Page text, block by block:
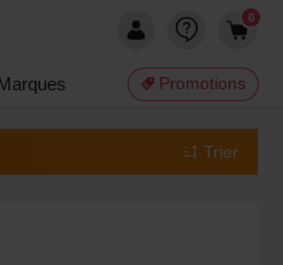
0
Promotions
Trier